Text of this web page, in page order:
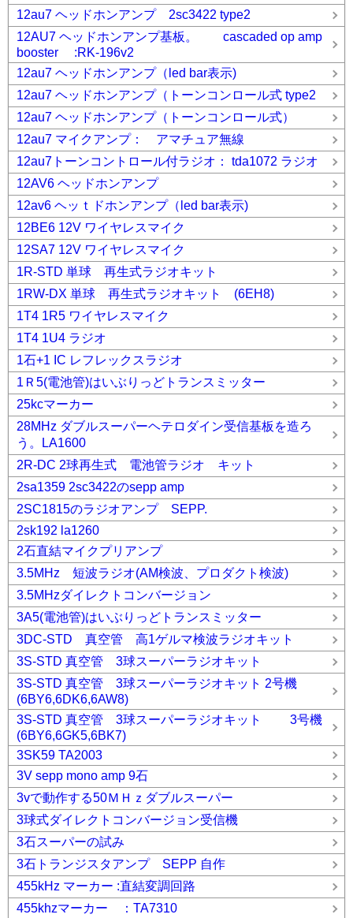
12au7 ヘッドホンアンプ 2sc3422 type2
12AU7 ヘッドホンアンプ基板。 cascaded op amp
booster :RK-196v2
12au7 ヘッドホンアンプ（led bar表示)
12au7 ヘッドホンアンプ（トーンコンロール式 type2
12au7 ヘッドホンアンプ（トーンコンロール式）
12au7 マイクアンプ： アマチュア無線
12au7トーンコントロール付ラジオ： tda1072 ラジオ
12AV6 ヘッドホンアンプ
12av6 ヘッｔドホンアンプ（led bar表示)
12BE6 12V ワイヤレスマイク
12SA7 12V ワイヤレスマイク
1R-STD 単球 再生式ラジオキット
1RW-DX 単球 再生式ラジオキット (6EH8)
1T4 1R5 ワイヤレスマイク
1T4 1U4 ラジオ
1石+1 IC レフレックスラジオ
1Ｒ5(電池管)はいぶりっどトランスミッター
25kcマーカー
28MHz ダブルスーパーヘテロダイン受信基板を造ろ
う。LA1600
2R-DC 2球再生式 電池管ラジオ キット
2sa1359 2sc3422のsepp amp
2SC1815のラジオアンプ SEPP.
2sk192 la1260
2石直結マイクプリアンプ
3.5MHz 短波ラジオ(AM検波、プロダクト検波)
3.5MHzダイレクトコンバージョン
3A5(電池管)はいぶりっどトランスミッター
3DC-STD 真空管 高1ゲルマ検波ラジオキット
3S-STD 真空管 3球スーパーラジオキット
3S-STD 真空管 3球スーパーラジオキット 2号機
(6BY6,6DK6,6AW8)
3S-STD 真空管 3球スーパーラジオキット 3号機
(6BY6,6GK5,6BK7)
3SK59 TA2003
3V sepp mono amp 9石
3vで動作する50ＭＨｚダブルスーパー
3球式ダイレクトコンバージョン受信機
3石スーパーの試み
3石トランジスタアンプ SEPP 自作
455kHz マーカー :直結変調回路
455khzマーカー ：TA7310